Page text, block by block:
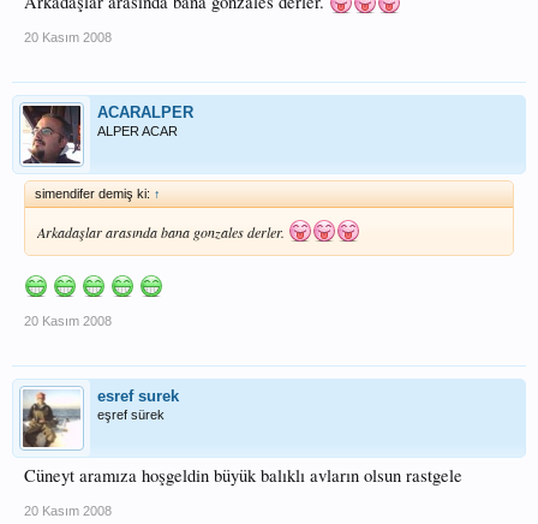
20 Kasım 2008
ACARALPER
ALPER ACAR
simendifer demiş ki: ↑
Arkadaşlar arasında bana gonzales derler.
20 Kasım 2008
esref surek
eşref sürek
Cüneyt aramıza hoşgeldin büyük balıklı avların olsun rastgele
20 Kasım 2008